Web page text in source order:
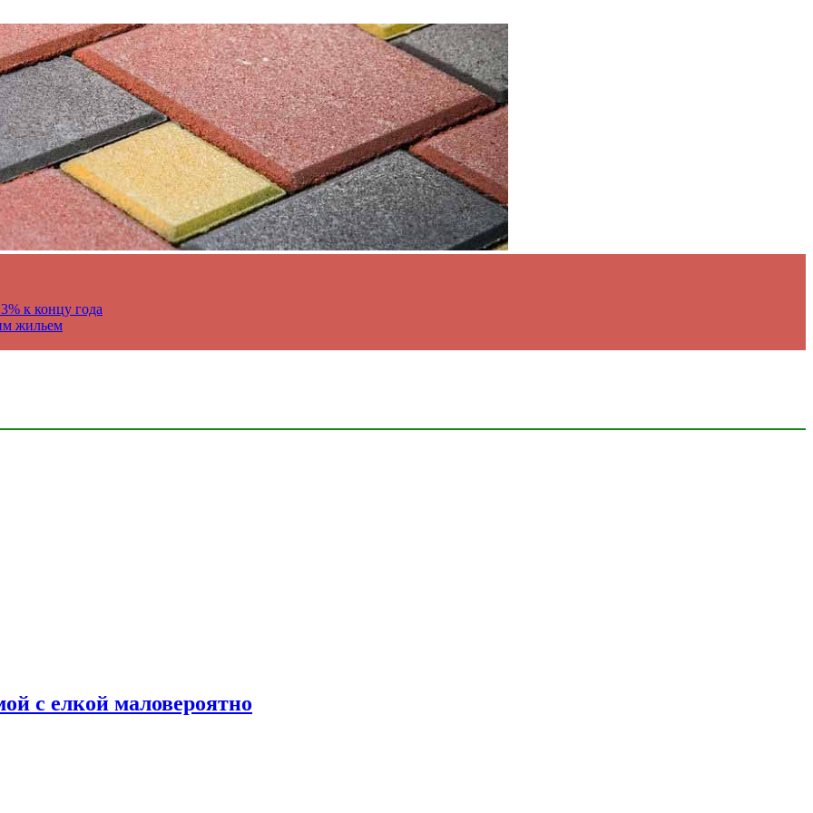
к концу года
жильем
с елкой маловероятно